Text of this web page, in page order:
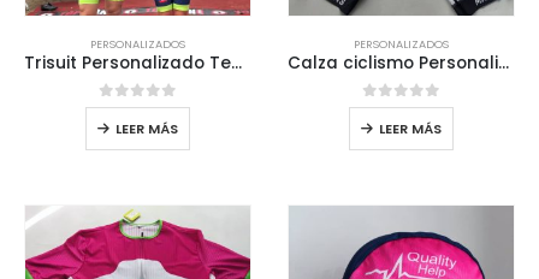
PERSONALIZADOS
Trisuit Personalizado Team Recrear
0out of 5
LEER MÁS
PERSONALIZADOS
Calza ciclismo Personalizada EMPRESA IMASER 85
0out of 5
LEER MÁS